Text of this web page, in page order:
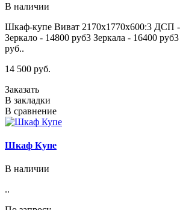
В наличии
Шкаф-купе Виват 2170х1770х600:3 ДСП
Зеркало - 14800 руб3 Зеркала - 16400
руб..
14 500 руб.
Заказать
В закладки
В сравнение
Шкаф Купе
В наличии
..